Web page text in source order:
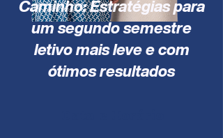
Caminho: Estratégias para
um segundo semestre
letivo mais leve e com
ótimos resultados